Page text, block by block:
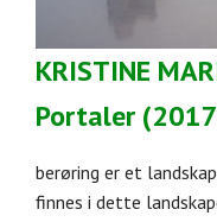
KRISTINE
Portaler
berøring er et
finnes i dette